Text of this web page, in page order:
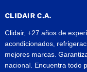
CLIDAIR C.A.
Clidair, +27 años de
acondicionados,
mejores marcas.
nacional. Encuentra todo